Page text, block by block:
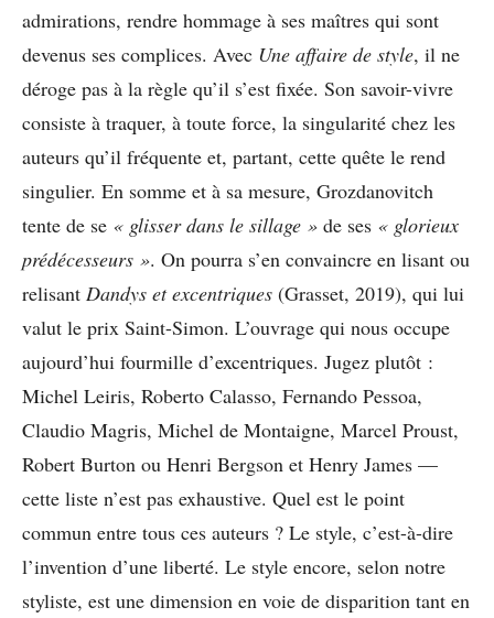
admirations, rendre hommage à ses maîtres qui sont
devenus ses complices. Avec Une affaire de style, il ne
déroge pas à la règle qu’il s’est fixée. Son savoir-vivre
consiste à traquer, à toute force, la singularité chez les
auteurs qu’il fréquente et, partant, cette quête le rend
singulier. En somme et à sa mesure, Grozdanovitch
tente de se « glisser dans le sillage » de ses « glorieux
prédécesseurs ». On pourra s’en convaincre en lisant ou
relisant Dandys et excentriques (Grasset, 2019), qui lui
valut le prix Saint-Simon. L’ouvrage qui nous occupe
aujourd’hui fourmille d’excentriques. Jugez plutôt :
Michel Leiris, Roberto Calasso, Fernando Pessoa,
Claudio Magris, Michel de Montaigne, Marcel Proust,
Robert Burton ou Henri Bergson et Henry James —
cette liste n’est pas exhaustive. Quel est le point
commun entre tous ces auteurs ? Le style, c’est-à-dire
l’invention d’une liberté. Le style encore, selon notre
styliste, est une dimension en voie de disparition tant en